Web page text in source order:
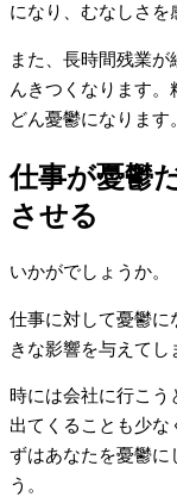
になり、むなしさを
また、長時間残業
んきつくなります
どん憂鬱になります。
仕事が憂鬱
させる
いかがでしょうか。
仕事に対して憂鬱に
きな影響を与えてし
時には会社に行こ
出てくることも少な
ずはあなたを憂鬱に
う。